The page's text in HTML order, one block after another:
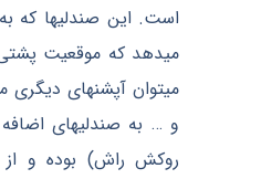
است. این صندلیها که
میدهد که موقعیت پشتی
میتوان آپشنهای دیگری
و … به صندلیهای
روکش راش) بوده و